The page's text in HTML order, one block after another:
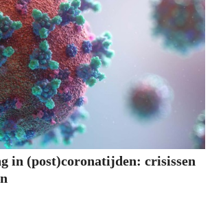
Programma’s van SOS Kinderdorpen
in (post)coronatijden: crisissen